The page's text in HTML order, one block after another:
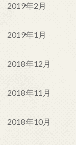
2019年2月
2019年1月
2018年12月
2018年11月
2018年10月